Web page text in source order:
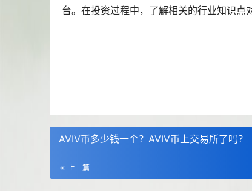
台。在投资过程中，了解相关的行业知识点
AVIV币多少钱一个？AVIV币上交易所了吗？
上一篇